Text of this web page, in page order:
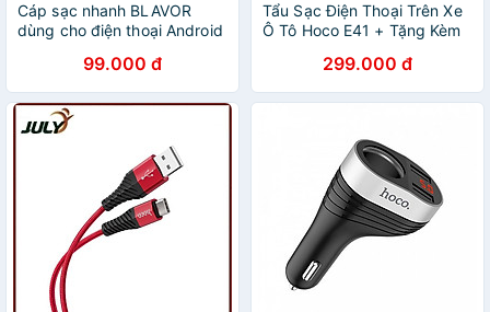
Cáp sạc nhanh BLAVOR
dùng cho điện thoại Android
99.000 đ
Tẩu Sạc Điện Thoại Trên Xe
Ô Tô Hoco E41 + Tặng Kèm
Hàng Chính Hãng
299.000 đ